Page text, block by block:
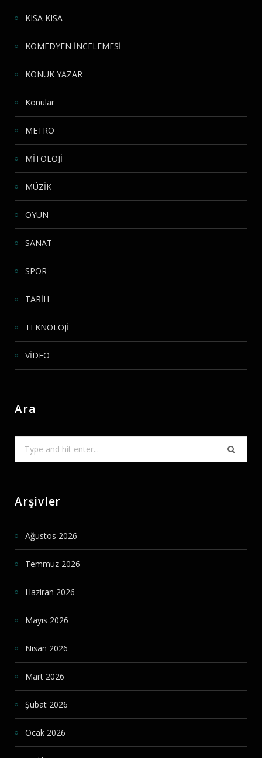
KISA KISA
KOMEDYEN İNCELEMESİ
KONUK YAZAR
Konular
METRO
MİTOLOJİ
MÜZİK
OYUN
SANAT
SPOR
TARİH
TEKNOLOJİ
VİDEO
Ara
Arşivler
Ağustos 2026
Temmuz 2026
Haziran 2026
Mayıs 2026
Nisan 2026
Mart 2026
Şubat 2026
Ocak 2026